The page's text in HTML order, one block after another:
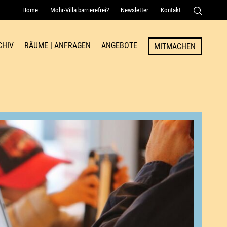
Home Mohr-Villa barrierefrei? Newsletter Kontakt
Senden
RÄUME | ANFRAGEN ANGEBOTE MITMACHEN